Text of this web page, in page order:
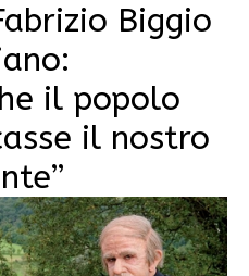
Biggio
il popolo
il nostro